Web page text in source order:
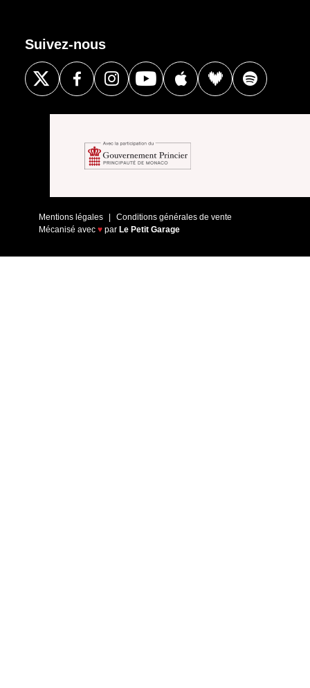
Suivez-nous
Mentions légales
Conditions générales de vente
Mécanisé avec ♥ par Le Petit Garage